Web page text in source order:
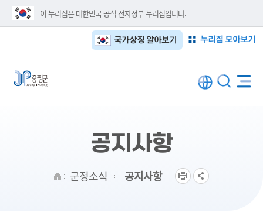
이 누리집은 대한민국 공식 전자정부 누리집입니다.
누리집 모아보기
국가상징 알아보기
공지사항
군정소식 공지사항